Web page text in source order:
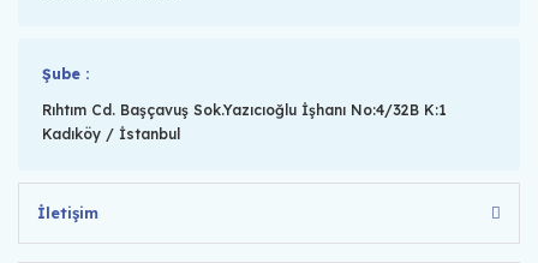
Şube :
Rıhtım Cd. Başçavuş Sok.Yazıcıoğlu İşhanı No:4/32B K:1
Kadıköy / İstanbul
İletişim